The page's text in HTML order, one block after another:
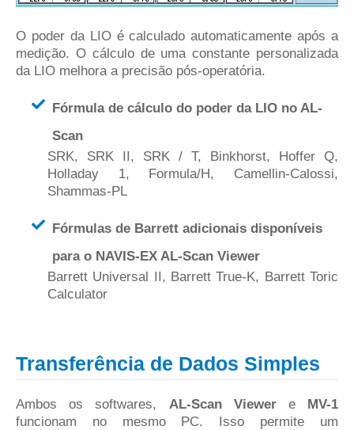
O poder da LIO é calculado automaticamente após a
medição. O cálculo de uma constante personalizada
da LIO melhora a precisão pós-operatória.
Fórmula de cálculo do poder da LIO no AL-
Scan
SRK, SRK II, SRK / T, Binkhorst, Hoffer Q,
Holladay 1, Formula/H, Camellin-Calossi,
Shammas-PL
Fórmulas de Barrett adicionais disponíveis
para o NAVIS-EX AL-Scan Viewer
Barrett Universal II, Barrett True-K, Barrett Toric
Calculator
Transferência de Dados Simples
Ambos os softwares, AL-Scan Viewere MV-1
funcionam no mesmo PC. Isso permite um